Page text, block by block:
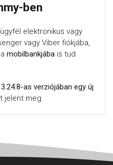
ben
elektronikus vagy
vagy Viber fiókjába,
mobilbankjába is tud
as verziójában egy új
jelent meg.